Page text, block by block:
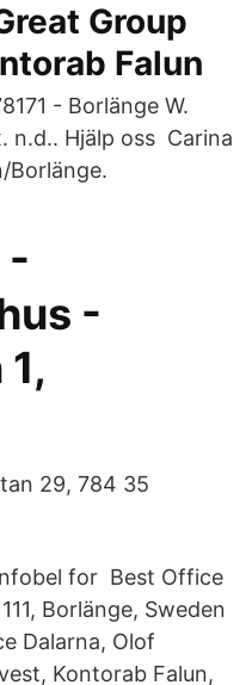
Group
Falun
- Borlänge W.
n.d.. Hjälp oss Carina
Borlänge.
-
-
29, 784 35
for Best Office
Borlänge, Sweden
Dalarna, Olof
Kontorab Falun,